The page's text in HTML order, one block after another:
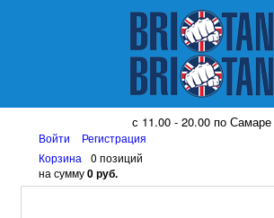
8 (917) 161 08 99
с 11.00 - 20.00 по Самаре
Войти
Регистрация
Корзина
0 позиций
на сумму0 руб.